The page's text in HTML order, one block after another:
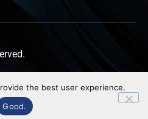
the best user experience.
Good.